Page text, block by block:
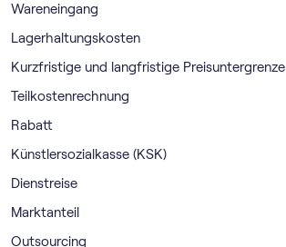
Wareneingang
Lagerhaltungskosten
Kurzfristige und langfristige Preisuntergrenze
Teilkostenrechnung
Rabatt
Künstlersozialkasse (KSK)
Dienstreise
Marktanteil
Outsourcing